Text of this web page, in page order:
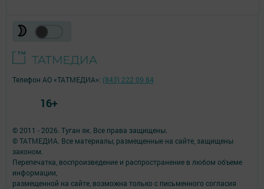
© 2011 - 2026. Туган як. Все права защищены.
© ТАТМЕДИА. Все материалы, размещенные на сайте, защищены
законом.
Перепечатка, воспроизведение и распространение в любом объеме
информации,
размещенной на сайте, возможна только с письменного согласия
Телефон АО «ТАТМЕДИА»: (843) 222 09 84
16+